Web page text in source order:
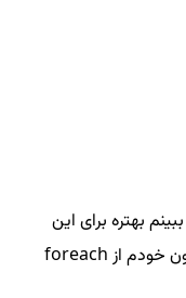
بهتره برای این
تمرین از for استفاده کرد یا foreach ؟؟ چون خودم از foreach